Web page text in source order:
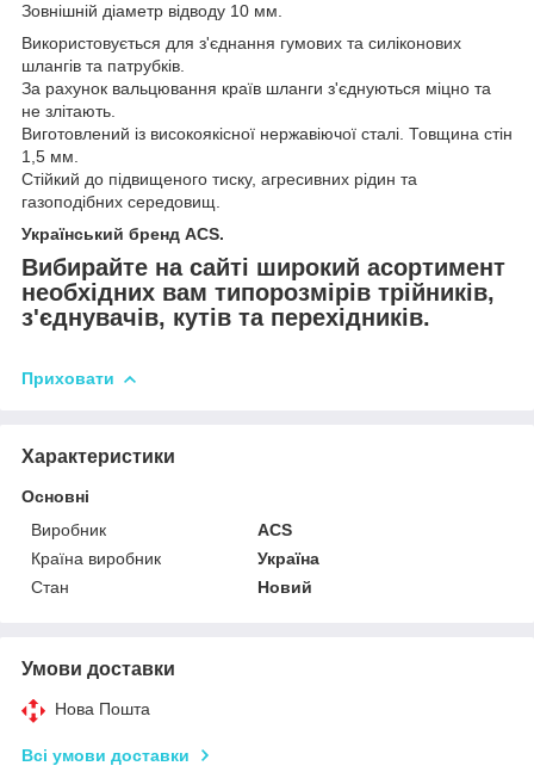
Зовнішній діаметр відводу 10 мм.
Використовується для з'єднання гумових та силіконових
шлангів та патрубків.
За рахунок вальцювання країв шланги з'єднуються міцно та
не злітають.
Виготовлений із високоякісної нержавіючої сталі. Товщина стін
1,5 мм.
Стійкий до підвищеного тиску, агресивних рідин та
газоподібних середовищ.
Український бренд ACS.
Вибирайте на сайті широкий асортимент
необхідних вам типорозмірів трійників,
з'єднувачів, кутів та перехідників.
Приховати
Характеристики
Основні
Виробник
ACS
Країна виробник
Україна
Стан
Новий
Умови доставки
Нова Пошта
Всі умови доставки